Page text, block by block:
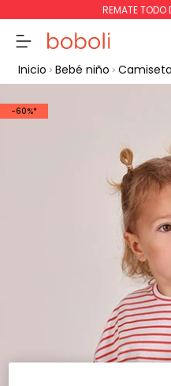
REMATE
Inicio Bebé niño
-60%*